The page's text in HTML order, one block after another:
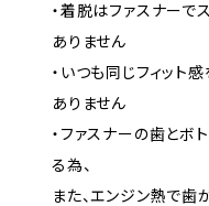
・着脱はファスナー
ありません
・いつも同じフィット
ありません
・ファスナーの歯とボ
る為、
また、エンジン熱で歯